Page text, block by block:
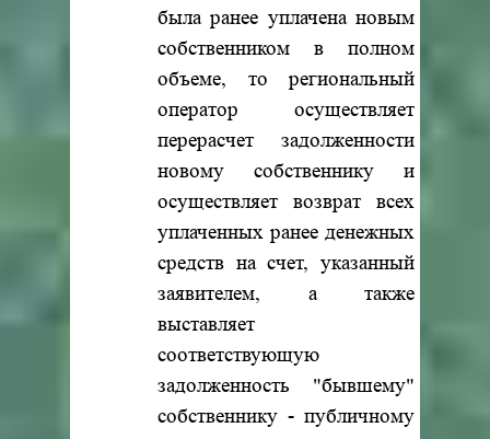
была ранее уплачена новым
собственником в полном
объеме, то региональный
оператор осуществляет
перерасчет задолженности
новому собственнику и
осуществляет возврат всех
уплаченных ранее денежных
средств на счет, указанный
заявителем, а также
выставляет
соответствующую
задолженность "бывшему"
собственнику - публичному